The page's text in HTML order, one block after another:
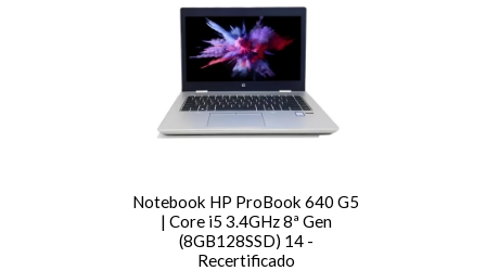
Notebook HP ProBook 640 G5
| Core i5 3.4GHz 8ª Gen
(8GB128SSD) 14 -
Recertificado